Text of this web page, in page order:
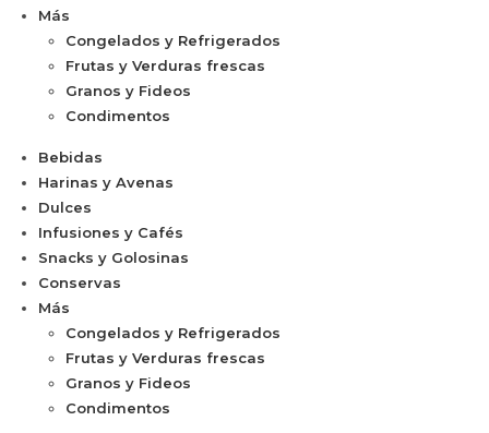
Más
Congelados y Refrigerados
Frutas y Verduras frescas
Granos y Fideos
Condimentos
Bebidas
Harinas y Avenas
Dulces
Infusiones y Cafés
Snacks y Golosinas
Conservas
Más
Congelados y Refrigerados
Frutas y Verduras frescas
Granos y Fideos
Condimentos